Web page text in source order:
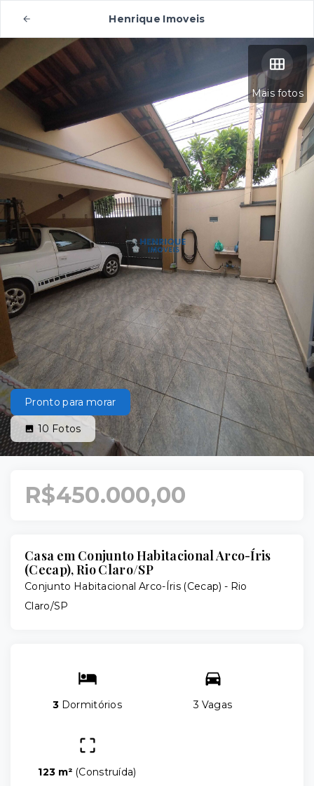
Henrique Imoveis
Mais fotos
Pronto para morar
10 Fotos
R$450.000,00
Casa em Conjunto Habitacional Arco-Íris
(Cecap), Rio Claro/SP
Conjunto Habitacional Arco-Íris (Cecap) - Rio
Claro/SP
3 Dormitórios 3 Vagas
123 m² (Construída)